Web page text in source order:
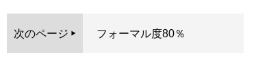
次のページ フォーマル度80％